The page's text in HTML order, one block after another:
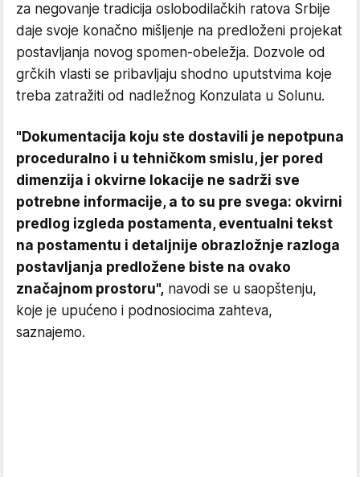
za negovanje tradіcija oslobodilačkih ratova Srbije
daje svoje konačno mišljenje na predloženi projekat
postavljanja novog spomen-obeležja. Dozvole od
grčkih vlasti se pribavljaju shodno uputstvima koje
treba zatražiti od nadležnog Konzulata u Solunu.
"Dokumentacija koju ste dostavili je nepotpuna
proceduralno i u tehničkom smislu, jer pored
dimenzija i okvirne lokacije ne sadrži sve
potrebne informacije, a to su pre svega: okvirni
predlog izgleda postamenta, eventualni tekst
na postamentu i detaljnije obrazložnje razloga
postavljanja predložene biste na ovako
značajnom prostoru", navodi se u saopštenju,
koje je upućeno i podnosiocima zahteva,
saznajemo.